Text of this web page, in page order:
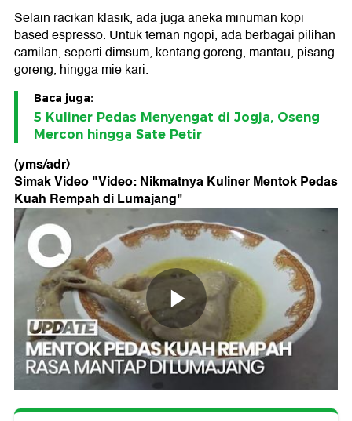
Selain racikan klasik, ada juga aneka minuman kopi
based espresso. Untuk teman ngopi, ada berbagai pilihan
camilan, seperti dimsum, kentang goreng, mantau, pisang
goreng, hingga mie kari.
Baca juga:
5 Kuliner Pedas Menyengat di Jogja, Oseng
Mercon hingga Sate Petir
(yms/adr)
Simak Video "Video: Nikmatnya Kuliner Mentok Pedas
Kuah Rempah di Lumajang"